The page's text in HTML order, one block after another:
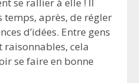
après, de régler
d’idées. Entre gens
raisonnables, cela
se faire en bonne